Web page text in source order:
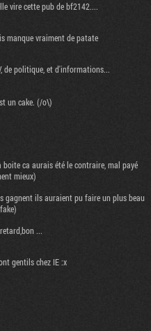
vire cette pub de bf2142....
manque vraiment de patate
de politique, et d'informations...
un cake. (/o\)
boite ca aurais été le contraire, mal payé
mieux)
gagnent ils auraient pu faire un plus beau
...
gentils chez IE :x